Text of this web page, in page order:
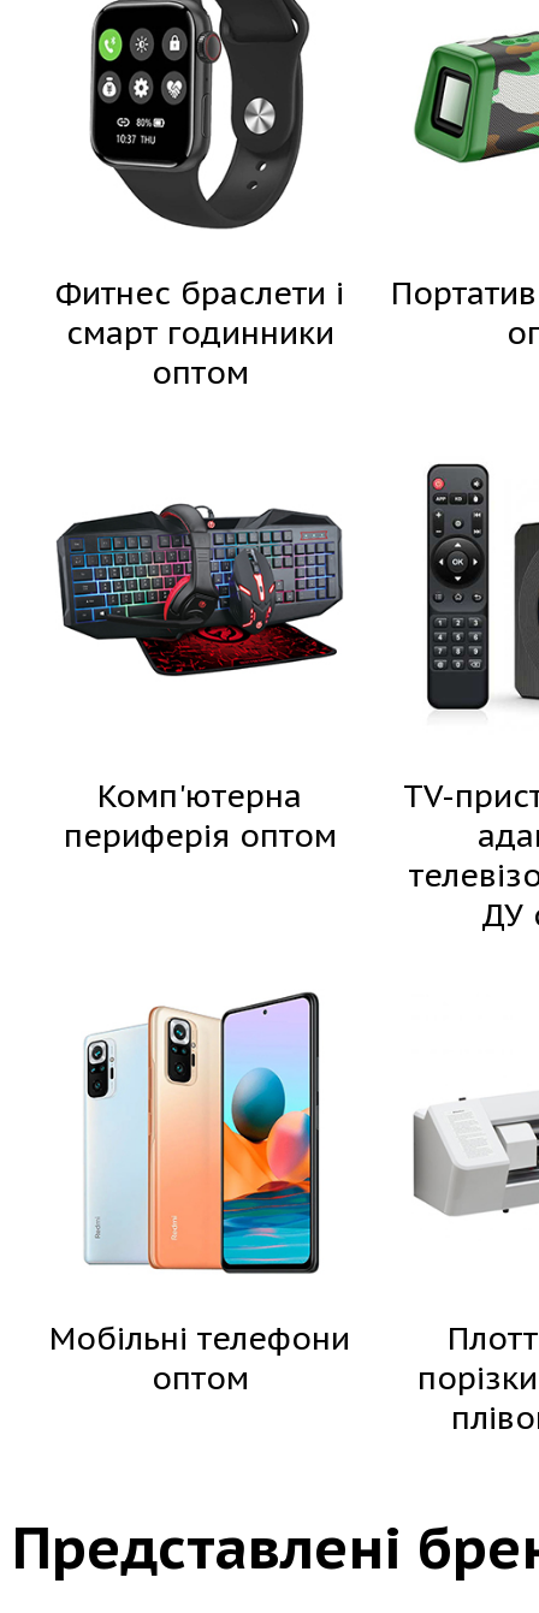
Фитнес браслети і
смарт годинники
оптом
Комп'ютерна
периферія оптом
TV-
ДУ
Мобільні телефони
оптом
Представлені